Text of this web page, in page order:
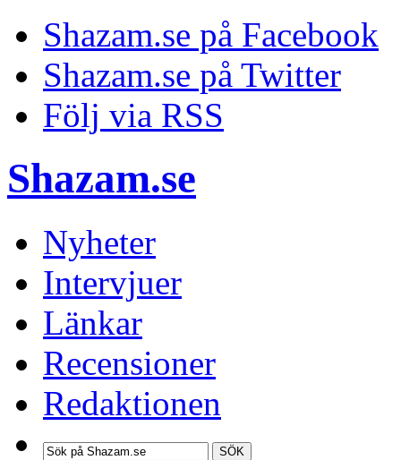
Shazam.se på Facebook
Shazam.se på Twitter
Följ via RSS
Shazam.se
Nyheter
Intervjuer
Länkar
Recensioner
Redaktionen
SÖK